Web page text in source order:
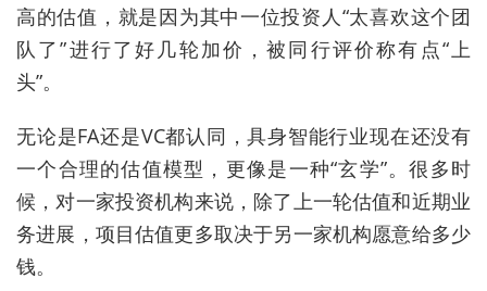
高的估值，就是因为其中一位投资人“太喜欢这个团
队了”进行了好几轮加价，被同行评价称有点“上
头”。
无论是FA还是VC都认同，具身智能行业现在还没有
一个合理的估值模型，更像是一种“玄学”。很多时
候，对一家投资机构来说，除了上一轮估值和近期业
务进展，项目估值更多取决于另一家机构愿意给多少
钱。